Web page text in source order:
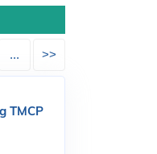
... >>
TMCP